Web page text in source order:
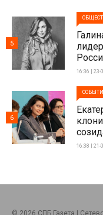
16:36 | 23-
5
16:38 | 21-
6